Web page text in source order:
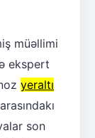
müəllimi
ekspert
yeraltı
son